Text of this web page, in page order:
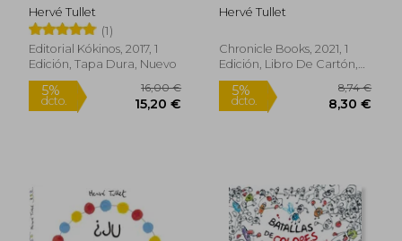
Hervé Tullet
(1)
Editorial Kókinos, 2017, 1
Edición, Tapa Dura, Nuevo
Hervé Tullet
Chronicle Books, 2021, 1
Edición, Libro De Cartón,
Nuevo